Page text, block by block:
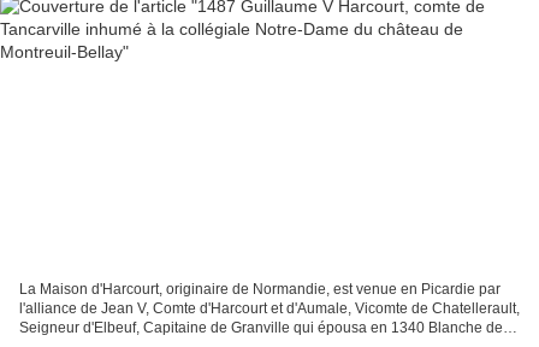
La Maison d'Harcourt, originaire de Normandie, est venue en Picardie par
l'alliance de Jean V, Comte d'Harcourt et d'Aumale, Vicomte de Chatellerault,
Seigneur d'Elbeuf, Capitaine de Granville qui épousa en 1340 Blanche de